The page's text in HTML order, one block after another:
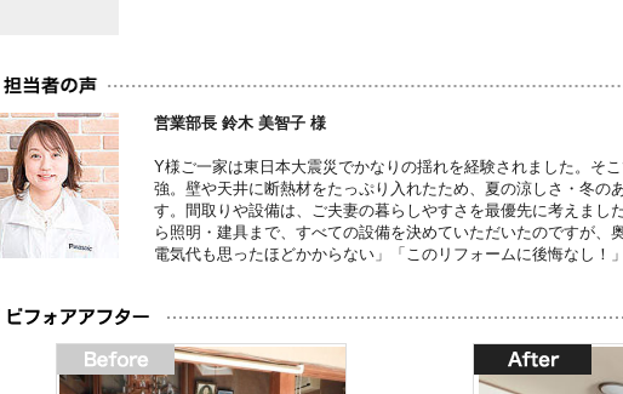
営業部長 鈴木 美智子 様
Y様ご一家は東日本大震災でかなりの揺れを経験されました。そ
強。壁や天井に断熱材をたっぷり入れたため、夏の涼しさ・冬
す。間取りや設備は、ご夫妻の暮らしやすさを最優先に考えま
ら照明・建具まで、すべての設備を決めていただいたのですが
電気代も思ったほどかからない」「このリフォームに後悔なし！